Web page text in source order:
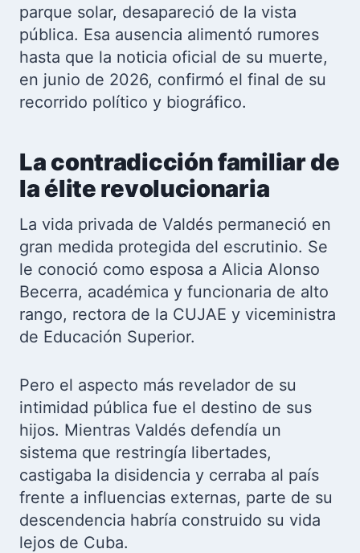
parque solar, desapareció de la vista
pública. Esa ausencia alimentó rumores
hasta que la noticia oficial de su muerte,
en junio de 2026, confirmó el final de su
recorrido político y biográfico.
La contradicción familiar de
la élite revolucionaria
La vida privada de Valdés permaneció en
gran medida protegida del escrutinio. Se
le conoció como esposa a Alicia Alonso
Becerra, académica y funcionaria de alto
rango, rectora de la CUJAE y viceministra
de Educación Superior.
Pero el aspecto más revelador de su
intimidad pública fue el destino de sus
hijos. Mientras Valdés defendía un
sistema que restringía libertades,
castigaba la disidencia y cerraba al país
frente a influencias externas, parte de su
descendencia habría construido su vida
lejos de Cuba.